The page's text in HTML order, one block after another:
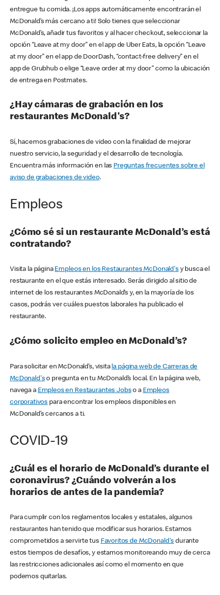
entregue tu comida. ¡Los apps automáticamente encontrarán el
McDonald’s más cercano a ti! Solo tienes que seleccionar
McDonald’s, añadir tus favoritos y al hacer checkout, seleccionar la
opción “Leave at my door” en el app de Uber Eats, la opción “Leave
at my door” en el app de DoorDash, “contact-free delivery” en el
app de Grubhub o elige “Leave order at my door” como la ubicación
de entrega en Postmates.
¿Hay cámaras de grabación en los
restaurantes McDonald's?
Sí, hacemos grabaciones de video con la finalidad de mejorar
nuestro servicio, la seguridad y el desarrollo de tecnología.
Encuentra más información en las Preguntas frecuentes sobre el
aviso de grabaciones de video.
Empleos
¿Cómo sé si un restaurante McDonald’s está
contratando?
Visita la página Empleos en los Restaurantes McDonald'sy busca el
restaurante en el que estás interesado. Serás dirigido al sitio de
internet de los restaurantes McDonald’s y, en la mayoría de los
casos, podrás ver cuáles puestos laborales ha publicado el
restaurante.
¿Cómo solicito empleo en McDonald’s?
Para solicitar en McDonald’s, visita la página web de Carreras de
McDonald'so pregunta en tu McDonald’s local. En la página web,
navega a Empleos en Restaurantes Jobso a Empleos
corporativos para encontrar los empleos disponibles en
McDonald’s cercanos a ti.
COVID-19
¿Cuál es el horario de McDonald’s durante el
coronavirus? ¿Cuándo volverán a los
horarios de antes de la pandemia?
Para cumplir con los reglamentos locales y estatales, algunos
restaurantes han tenido que modificar sus horarios. Estamos
comprometidos a servirte tus Favoritos de McDonald's durante
estos tiempos de desafíos, y estamos monitoreando muy de cerca
las restricciones adicionales así como el momento en que
podemos quitarlas.